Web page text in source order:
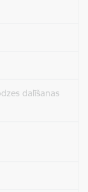
dalīšanas